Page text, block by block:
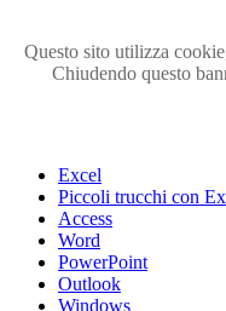
Questo sito utilizza
Chiudendo questo
Visita i forum di SOS-OFFICE
Excel
Piccoli trucchi con
Access
Word
PowerPoint
Outlook
Windows